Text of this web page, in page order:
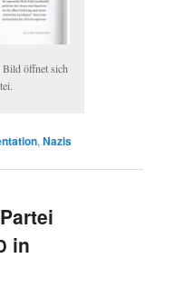
öffnet sich
,Nazis
in